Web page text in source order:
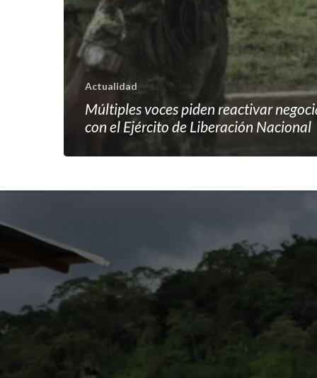
Actualidad
Múltiples voces piden reactivar
con el Ejército de Liberación Nacional